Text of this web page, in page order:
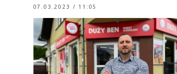
07.03.2023 / 11:05